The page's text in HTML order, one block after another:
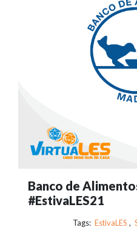
Banco de
#EstivaLES21
Tags: EstivaLES ,